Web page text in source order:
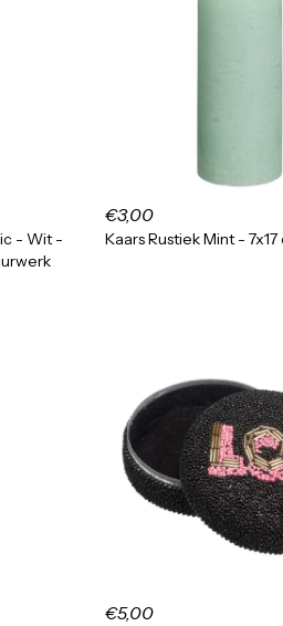
- Wit -
€3,00
Kaars Rustiek Mint - 7x17
€5,00